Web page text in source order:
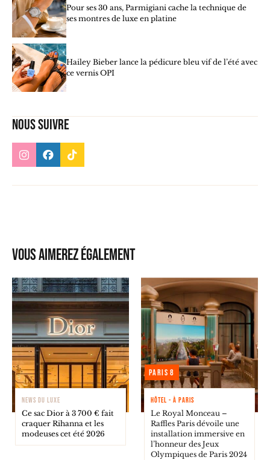
Pour ses 30 ans, Parmigiani cache la technique de
ses montres de luxe en platine
Hailey Bieber lance la pédicure bleu vif de l’été avec
ce vernis OPI
Nous suivre
Vous aimerez également
NEWS DU LUXE
Ce sac Dior à 3 700 € fait
craquer Rihanna et les
modeuses cet été 2026
Paris 8
HÔTEL - À PARIS
Le Royal Monceau –
Raffles Paris dévoile une
installation immersive en
l’honneur des Jeux
Olympiques de Paris 2024